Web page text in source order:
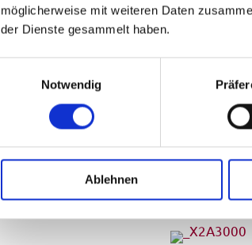
möglicherweise mit weiteren Daten
der Dienste gesammelt haben.
Notwendig
Ablehnen